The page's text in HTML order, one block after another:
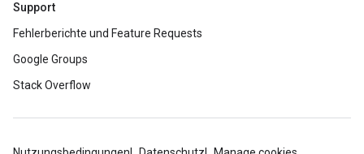
Support
Fehlerberichte und Feature Requests
Google Groups
Stack Overflow